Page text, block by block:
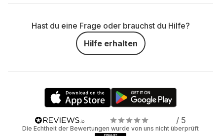
Hast du eine Frage oder brauchst du Hilfe?
Hilfe erhalten
/ 5
Die Echtheit der Bewertungen wurde von uns nicht überprüft